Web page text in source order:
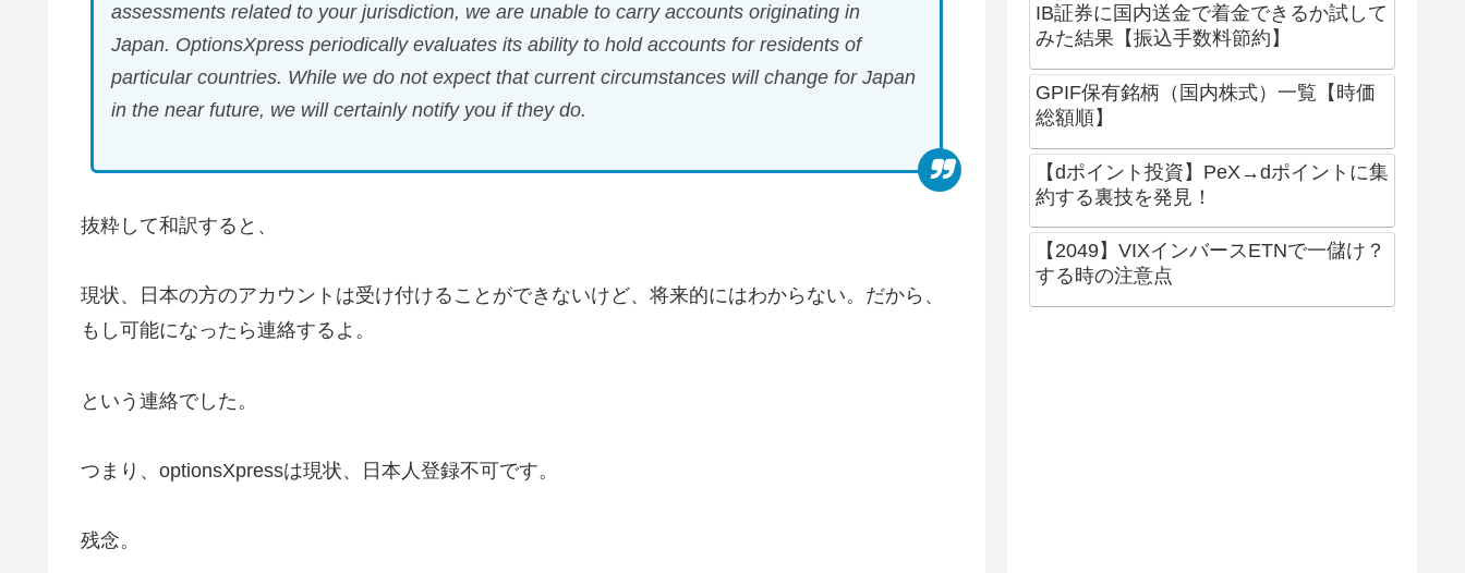
assessments related to your jurisdiction, we are unable to carry accounts originating in
Japan. OptionsXpress periodically evaluates its ability to hold accounts for residents of
particular countries. While we do not expect that current circumstances will change for Japan
in the near future, we will certainly notify you if they do.
抜粋して和訳すると、
現状、日本の方のアカウントは受け付けることができないけど、将来的にはわからない。だから、
もし可能になったら連絡するよ。
という連絡でした。
つまり、optionsXpressは現状、日本人登録不可です。
残念。
IB証券に国内送金で着金できるか試して
みた結果【振込手数料節約】
GPIF保有銘柄（国内株式）一覧【時価
総額順】
【dポイント投資】PeX→dポイントに集
約する裏技を発見！
【2049】VIXインバースETNで一儲け？
する時の注意点